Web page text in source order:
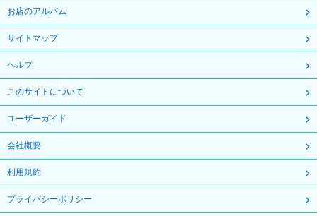
お店のアルバム
サイトマップ
ヘルプ
このサイトについて
ユーザーガイド
会社概要
利用規約
プライバシーポリシー